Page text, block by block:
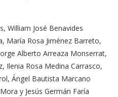
William José Benavides
María Rosa Jiménez Barreto,
Alberto Arreaza Monserrat,
Ilenia Rosa Medina Carrasco,
Ángel Bautista Marcano
y Jesús Germán Faría